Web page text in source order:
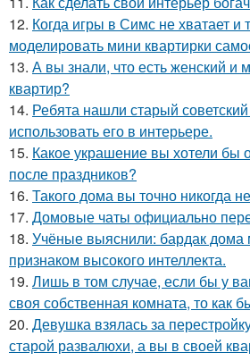
12. Когда игры в Симс не хватает
моделировать мини квартирки
13. А вы знали, что есть женский и
квартир?
14. Ребята нашли старый
использовать его в интерьере.
15. Какое украшение вы хотели бы
после праздников?
16. Такого дома вы точно никогда
17. Домовые чаты официально
18. Учёные выяснили: бардак дома
признаком высокого интеллекта.
19. Лишь в том случае, если бы у
своя собственная комната, то как
20. Девушка взялась за
старой развалюхи, а вы в своей